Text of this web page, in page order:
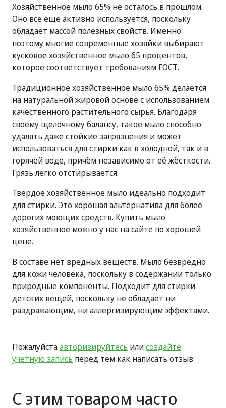
Хозяйственное мыло 65% не осталось в прошлом.
Оно всё ещё активно используется, поскольку
обладает массой полезных свойств. Именно
поэтому многие современные хозяйки выбирают
кусковое хозяйственное мыло 65 процентов,
которое соответствует требованиям ГОСТ.
Традиционное хозяйственное мыло 65% делается
на натуральной жировой основе с использованием
качественного растительного сырья. Благодаря
своему щелочному балансу, такое мыло способно
удалять даже стойкие загрязнения и может
использоваться для стирки как в холодной, так и в
горячей воде, причём независимо от её жёсткости.
Грязь легко отстирывается.
Твёрдое хозяйственное мыло идеально подходит
для стирки. Это хорошая альтернатива для более
дорогих моющих средств. Купить мыло
хозяйственное можно у нас на сайте по хорошей
цене.
В составе нет вредных веществ. Мыло безвредно
для кожи человека, поскольку в содержании только
природные компоненты. Подходит для стирки
детских вещей, поскольку не обладает ни
раздражающим, ни аллергизирующим эффектами.
Пожалуйстаавторизируйтесь илисоздайте
учетную запись перед тем как написать отзыв
С этим товаром часто